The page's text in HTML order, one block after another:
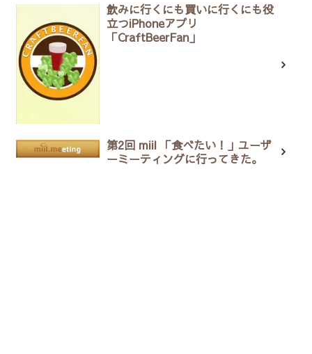
飲みに行くにも買いに行くにも役
立つiPhoneアプリ
「CraftBeerFan」
第2回 miil 「食べたい！」ユーザ
ーミーティングに行ってきた。